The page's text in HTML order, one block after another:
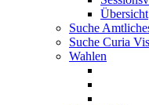
Übersicht
Suche
Suche Curia
Wahlen